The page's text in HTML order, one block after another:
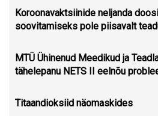
Koroonavaktsiinide neljanda
soovitamiseks pole piisavalt
MTÜ Ühinenud Meedikud ja
tähelepanu NETS II eelnõu
Titaandioksiid näomaskides